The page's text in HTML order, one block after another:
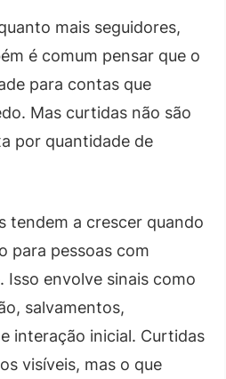
mais seguidores,
é comum pensar que o
para contas que
Mas curtidas não são
por quantidade de
tendem a crescer quando
para pessoas com
Isso envolve sinais como
salvamentos,
interação inicial. Curtidas
visíveis, mas o que